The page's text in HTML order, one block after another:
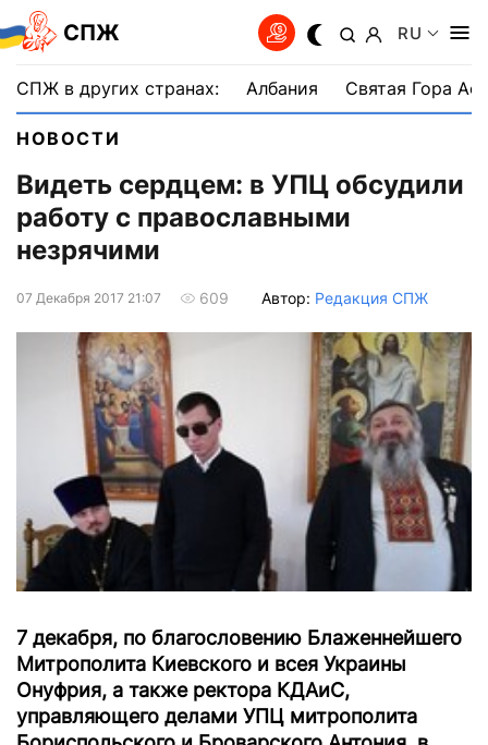
СПЖ RU
СПЖ в других странах: Албания Святая Гора
НОВОСТИ
Видеть сердцем: в УПЦ обсудили
работу с православными
незрячими
07 Декабря 2017 21:07 609 Автор: Редакция СПЖ
7 декабря, по благословению Блаженнейшего
Митрополита Киевского и всея Украины
Онуфрия, а также ректора КДАиС,
управляющего делами УПЦ митрополита